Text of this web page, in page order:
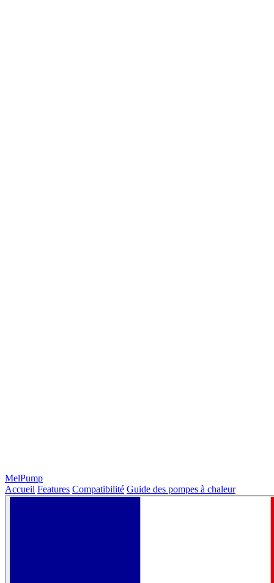
MelPump
Accueil Features Compatibilité Guide des pompes à chaleur